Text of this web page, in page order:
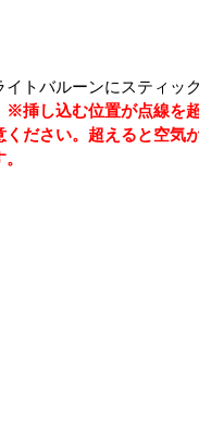
イトバルーンにスティッ
※挿し込む位置が点線を
ください。超えると空気